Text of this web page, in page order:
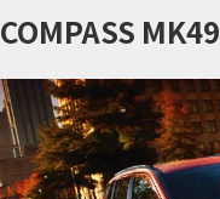
COMPASS MK49